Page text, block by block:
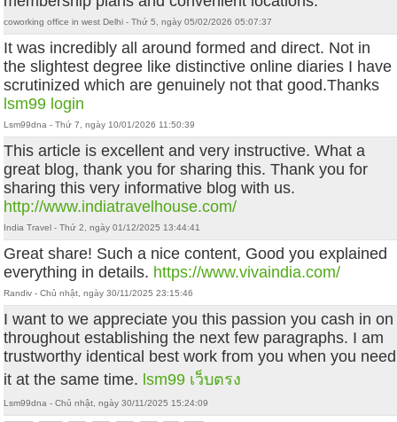
coworking office in west Delhi - Thứ 5, ngày 05/02/2026 05:07:37
It was incredibly all around formed and direct. Not in
the slightest degree like distinctive online diaries I have
scrutinized which are genuinely not that good.Thanks
lsm99 login
Lsm99dna - Thứ 7, ngày 10/01/2026 11:50:39
This article is excellent and very instructive. What a
great blog, thank you for sharing this. Thank you for
sharing this very informative blog with us.
http://www.indiatravelhouse.com/
India Travel - Thứ 2, ngày 01/12/2025 13:44:41
Great share! Such a nice content, Good you explained
everything in details. https://www.vivaindia.com/
Randiv - Chủ nhật, ngày 30/11/2025 23:15:46
I want to we appreciate you this passion you cash in on
throughout establishing the next few paragraphs. I am
trustworthy identical best work from you when you need
it at the same time. lsm99 เว็บตรง
Lsm99dna - Chủ nhật, ngày 30/11/2025 15:24:09